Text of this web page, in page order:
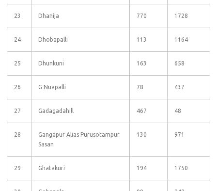
23 Dhanija 770 1728
24 Dhobapalli 113 1164
25 Dhunkuni 163 658
26 G Nuapalli 78 437
27 Gadagadahill 467 48
28
Gangapur Alias Purusotampur
Sasan
130 971
29 Ghatakuri 194 1750